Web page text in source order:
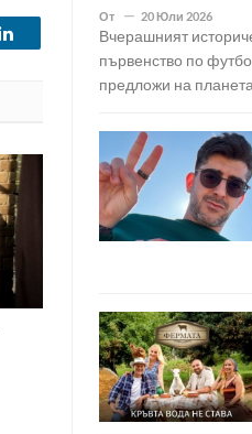
LinkedIn
От 20 Юли 2026
Вчерашният
първенство по
предложи на